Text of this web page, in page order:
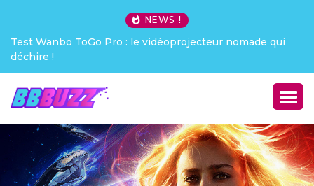
NEWS !
ToGo Pro : le vidéoprojecteur nomade qui
Creative